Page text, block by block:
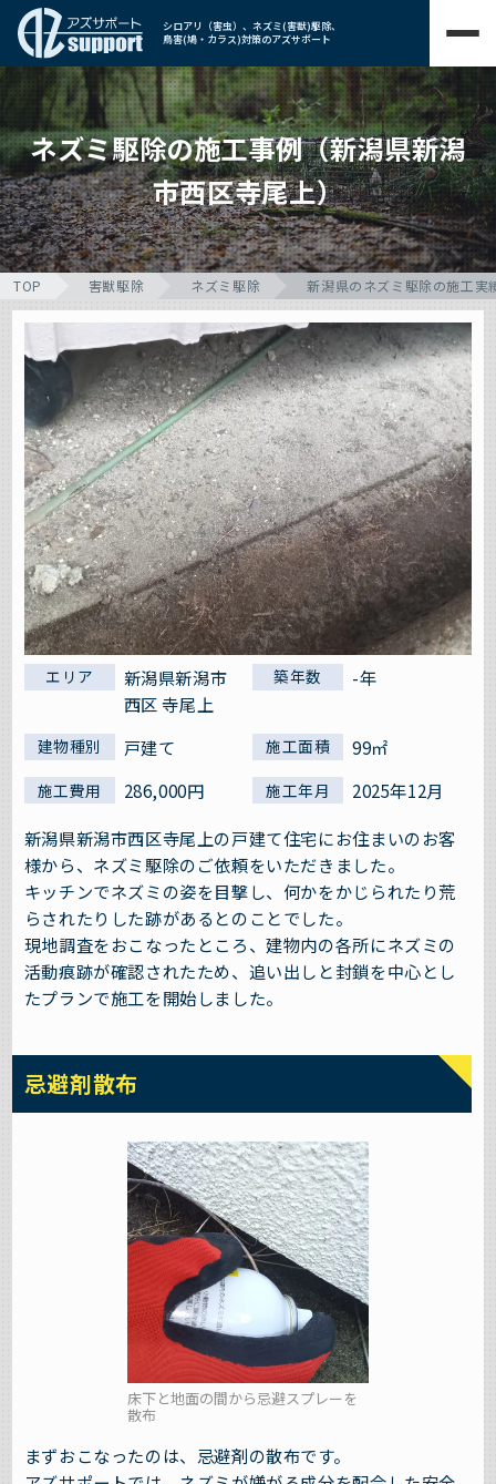
シロアリ（害虫）、ネズミ(害獣)駆除、
鳥害(鳩・カラス)対策のアズサポート
ネズミ駆除の施工事例（新潟県新潟
市西区寺尾上）
TOP 害獣駆除 ネズミ駆除 新潟県のネズミ駆除の施工実
エリア
新潟県新潟市
西区 寺尾上
築年数 -年
建物種別 戸建て 施工面積 99㎡
施工費用 286,000円 施工年月
2025年12月
新潟県新潟市西区寺尾上の戸建て住宅にお住まいのお客
様から、ネズミ駆除のご依頼をいただきました。
キッチンでネズミの姿を目撃し、何かをかじられたり荒
らされたりした跡があるとのことでした。
現地調査をおこなったところ、建物内の各所にネズミの
活動痕跡が確認されたため、追い出しと封鎖を中心とし
たプランで施工を開始しました。
忌避剤散布
床下と地面の間から忌避スプレーを
散布
まずおこなったのは、忌避剤の散布です。